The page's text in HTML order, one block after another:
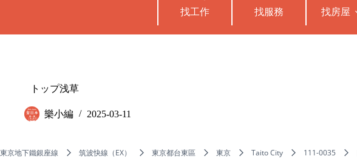
找工作 找服務 找房屋
トップ浅草
樂小編 2025-03-11
東京地下鐵銀座線 筑波快線（EX） 東京都台東區 東京 Taito City 111-0035